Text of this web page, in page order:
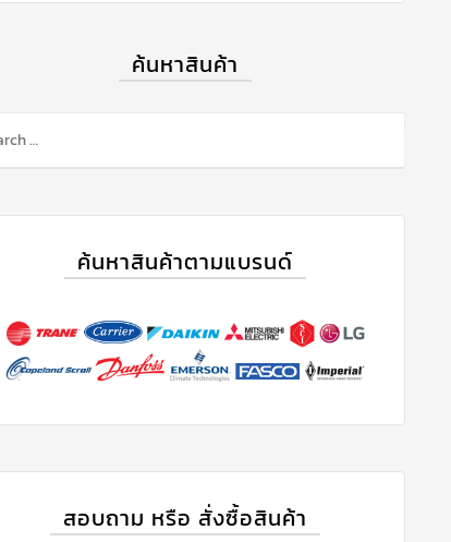
ค้นหาสินค้า
ค้นหาสินค้าตามแบรนด์
สอบถาม หรือ สั่งซื้อสินค้า